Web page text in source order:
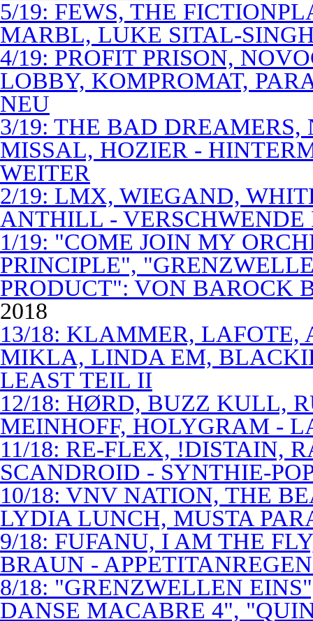
5/19: FEWS, THE
MARBL, LUKE SITAL-
4/19: PROFIT PRISON,
LOBBY, KOMPROMAT,
NEU
3/19: THE BAD
MISSAL, HOZIER -
WEITER
2/19: LMX, WIEGAND,
ANTHILL -
1/19: "COME JOIN MY
PRINCIPLE",
PRODUCT": VON BAROCK
2018
13/18: KLAMMER,
MIKLA, LINDA EM,
LEAST TEIL II
12/18: HØRD, BUZZ KULL,
MEINHOFF, HOLYGRAM -
11/18: RE-FLEX, !DISTAIN,
SCANDROID - SYNTHIE-
10/18: VNV NATION, THE
LYDIA LUNCH, MUSTA
9/18: FUFANU, I AM THE
BRAUN -
8/18: "GRENZWELLEN
DANSE MACABRE 4",